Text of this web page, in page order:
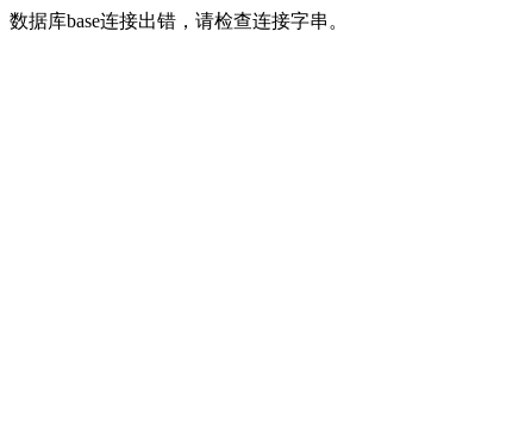
数据库base连接出错，请检查连接字串。